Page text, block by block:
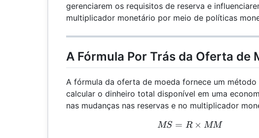
gerenciarem os requisitos de reserva e
multiplicador monetário por meio de políticas
A Fórmula Por Trás da Oferta de
A fórmula da oferta de moeda fornece um
calcular o dinheiro total disponível em uma
nas mudanças nas reservas e no multiplicador
MS = R \times
MS = R × MM